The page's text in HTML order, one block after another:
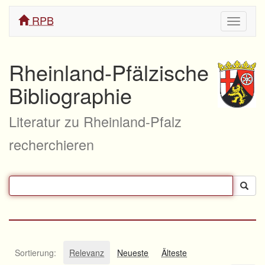
ein/
RPB
Rheinland-Pfälzische
Bibliographie
Literatur zu Rheinland-Pfalz
recherchieren
Sortierung: Relevanz Neueste Älteste